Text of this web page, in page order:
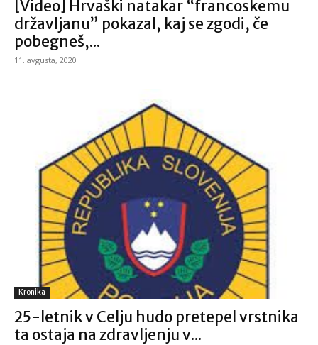
[Video] Hrvaški natakar “francoskemu
državljanu” pokazal, kaj se zgodi, če
pobegneš,...
11. avgusta, 2020
Kronika
25-letnik v Celju hudo pretepel vrstnika
ta ostaja na zdravljenju v...